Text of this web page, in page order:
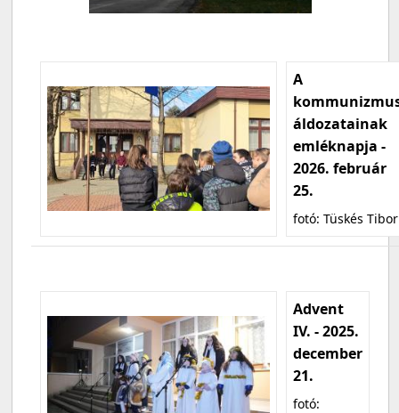
A
áldozatainak
emléknapja -
2026. február
25.
fotó: Tüskés Tibor
Advent
IV. - 2025.
december
21.
fotó: